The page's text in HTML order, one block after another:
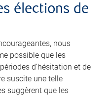
élections de
nous
possible que les
d’hésitation et de
suscite une telle
suggèrent que les